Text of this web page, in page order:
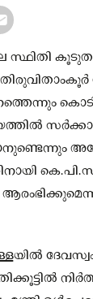
സ്ഥിതി